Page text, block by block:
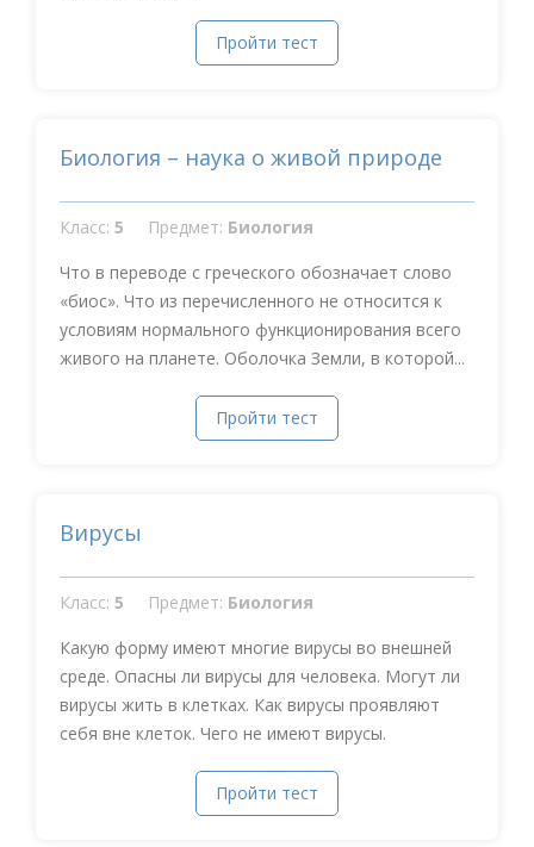
Пройти тест
Биология – наука о живой природе
Класс: 5 Предмет: Биология
Что в переводе с греческого обозначает слово
«биос». Что из перечисленного не относится к
условиям нормального функционирования всего
живого на планете. Оболочка Земли, в которой...
Пройти тест
Вирусы
Класс: 5 Предмет: Биология
Какую форму имеют многие вирусы во внешней
среде. Опасны ли вирусы для человека. Могут ли
вирусы жить в клетках. Как вирусы проявляют
себя вне клеток. Чего не имеют вирусы.
Пройти тест